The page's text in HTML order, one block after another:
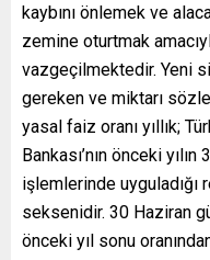
kaybını önlemek ve
zemine oturtmak
vazgeçilmektedir. Yeni
gereken ve miktarı
yasal faiz oranı yıllık;
Bankası’nın önceki
işlemlerinde uyguladığı
seksenidir. 30 Haziran
önceki yıl sonu